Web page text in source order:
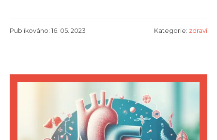
Publikováno: 16. 05. 2023 Kategorie: zdraví